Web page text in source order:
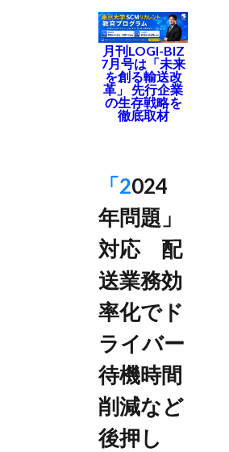
月刊LOGI-BIZ
7月号は「未来
を創る輸送改
革」 先行企業
の生存戦略を
徹底取材
「2024
年問題」
対応 配
送業務効
率化でド
ライバー
待機時間
削減など
後押し